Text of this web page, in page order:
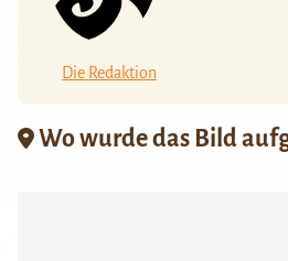
Die Redaktion
Wo wurde das Bild